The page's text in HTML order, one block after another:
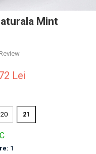
Mint
Lei
20 21
1